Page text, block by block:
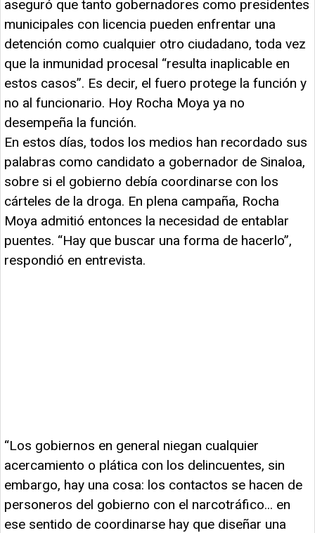
aseguró que tanto gobernadores como presidentes
municipales con licencia pueden enfrentar una
detención como cualquier otro ciudadano, toda vez
que la inmunidad procesal “resulta inaplicable en
estos casos”. Es decir, el fuero protege la función y
no al funcionario. Hoy Rocha Moya ya no
desempeña la función.
En estos días, todos los medios han recordado sus
palabras como candidato a gobernador de Sinaloa,
sobre si el gobierno debía coordinarse con los
cárteles de la droga. En plena campaña, Rocha
Moya admitió entonces la necesidad de entablar
puentes. “Hay que buscar una forma de hacerlo”,
respondió en entrevista.
“Los gobiernos en general niegan cualquier
acercamiento o plática con los delincuentes, sin
embargo, hay una cosa: los contactos se hacen de
personeros del gobierno con el narcotráfico... en
ese sentido de coordinarse hay que diseñar una